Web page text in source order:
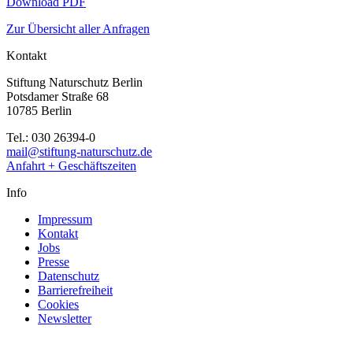
Zur Übersicht aller Anfragen
Kontakt
Stiftung Naturschutz Berlin
Potsdamer Straße 68
10785 Berlin
Tel.: 030 26394-0
mail@stiftung-naturschutz.de
Anfahrt + Geschäftszeiten
Info
Impressum
Kontakt
Jobs
Presse
Datenschutz
Barrierefreiheit
Cookies
Newsletter